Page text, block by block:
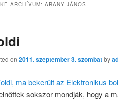
ARCHÍVUM: ARANY JÁNOS
on 2011. szeptember 3. szombatby
ma bekerült az Elektronikus
sokszor mondják, hogy a